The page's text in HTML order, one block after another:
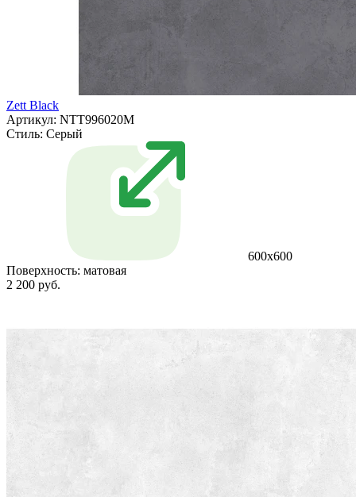
Zett Black
Артикул: NTT996020M
Стиль: Серый
600x600
Поверхность: матовая
2 200 руб.